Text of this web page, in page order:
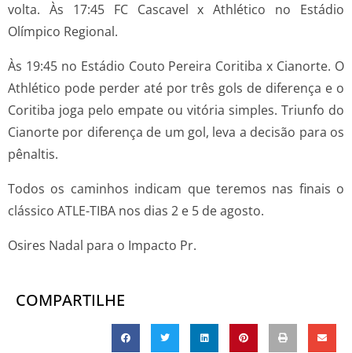
volta. Às 17:45 FC Cascavel x Athlético no Estádio
Olímpico Regional.
Às 19:45 no Estádio Couto Pereira Coritiba x Cianorte. O
Athlético pode perder até por três gols de diferença e o
Coritiba joga pelo empate ou vitória simples. Triunfo do
Cianorte por diferença de um gol, leva a decisão para os
pênaltis.
Todos os caminhos indicam que teremos nas finais o
clássico ATLE-TIBA nos dias 2 e 5 de agosto.
Osires Nadal para o Impacto Pr.
COMPARTILHE